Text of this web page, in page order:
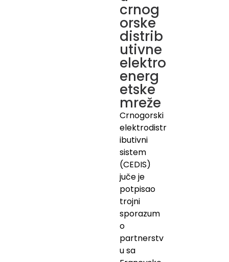
crnog
orske
distrib
utivne
elektro
energ
etske
mreže
Crnogorski
elektrodistr
ibutivni
sistem
(CEDIS)
juče je
potpisao
trojni
sporazum
o
partnerstv
u sa